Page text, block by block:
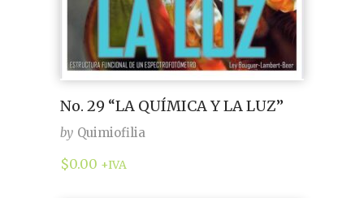
No. 29 “LA QUÍMICA Y LA LUZ”
by Quimiofilia
$0.00 +IVA